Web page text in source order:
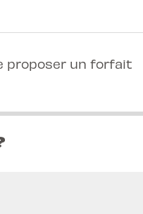
proposer un forfait